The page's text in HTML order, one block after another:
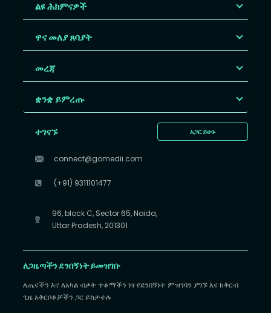
ልዩ ሕክምናዎች
ዋና መለያ ጸባያት
መረጃ
ቋንቋ ይምረጡ
አጋር ይሁኑ
ተገናኙ
connect@gomedii.com
(+91) 9311101477
96, block C, Sector 65, Noida,
Uttar Pradesh, 201301
ለጋዜጣችን ደንበኝነት ይመዝገቡ
ለጤናችን እና ለአካል ብቃት ጥቆማችን ነፃ የደንበኝነት ምዝገባን ያግኙ እና ከቅርብ
ጊዜ አቅርቦቶቻችን ጋር ይከታተሉ